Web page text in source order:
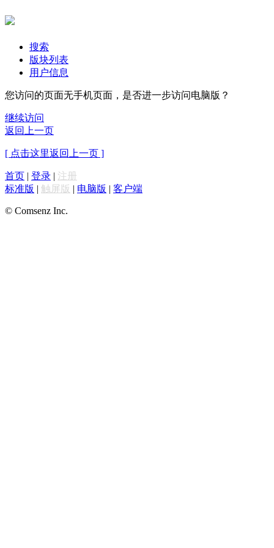
搜索
版块列表
用户信息
您访问的页面无手机页面，是否进一步访问电脑版？
继续访问
返回上一页
[ 点击这里返回上一页 ]
首页 | 登录 | 注册
标准版 | 触屏版 | 电脑版 | 客户端
© Comsenz Inc.